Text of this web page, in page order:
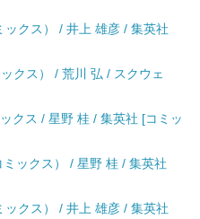
クス） / 井上 雄彦 / 集英社
クス） / 荒川 弘 / スクウェ
クス / 星野 桂 / 集英社 [コミッ
ックス） / 星野 桂 / 集英社
クス） / 井上 雄彦 / 集英社